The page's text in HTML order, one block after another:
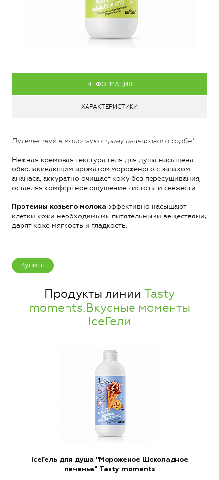
ИНФОРМАЦИЯ
ХАРАКТЕРИСТИКИ
Путешествуй в молочную страну ананасового сорбе!
Нежная кремовая текстура геля для душа насыщена
обволакивающим ароматом мороженого с запахом
ананаса, аккуратно очищает кожу без пересушивания,
оставляя комфортное ощущение чистоты и свежести.
Протеины козьего молока эффективно насыщают
клетки кожи необходимыми питательными веществами,
дарят коже мягкость и гладкость.
Купить
Продукты линии Tasty
moments.Вкусные моменты
IceГели
IceГель для душа "Мороженое Шоколадное
печенье" Tasty moments